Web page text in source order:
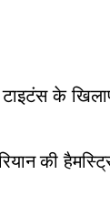
टाइटंस के
की